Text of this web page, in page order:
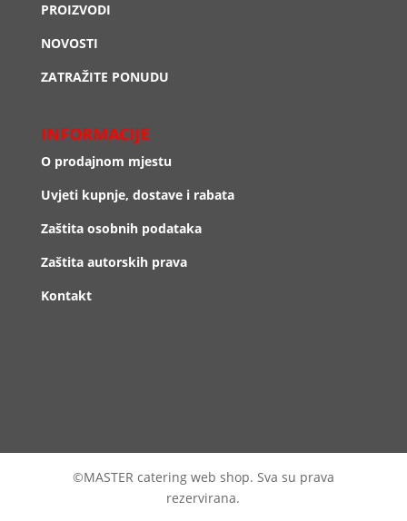
PROIZVODI
NOVOSTI
ZATRAŽITE PONUDU
INFORMACIJE
O prodajnom mjestu
Uvjeti kupnje, dostave i rabata
Zaštita osobnih podataka
Zaštita autorskih prava
Kontakt
©MASTER catering web shop. Sva su prava
rezervirana.